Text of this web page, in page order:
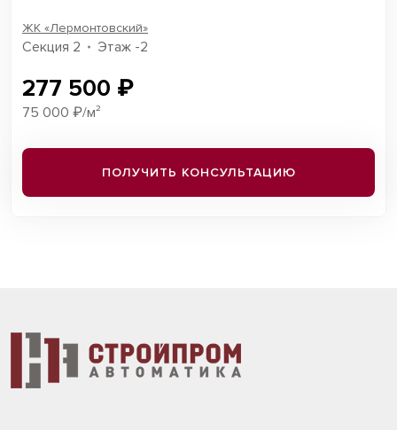
ЖК «Лермонтовский»
Секция 2 Этаж -2
277 500 ₽
75 000 ₽/м²
ПОЛУЧИТЬ КОНСУЛЬТАЦИЮ